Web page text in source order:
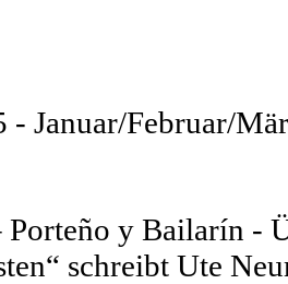
- Januar/Februar/
y Bailarín -
schreibt Ute